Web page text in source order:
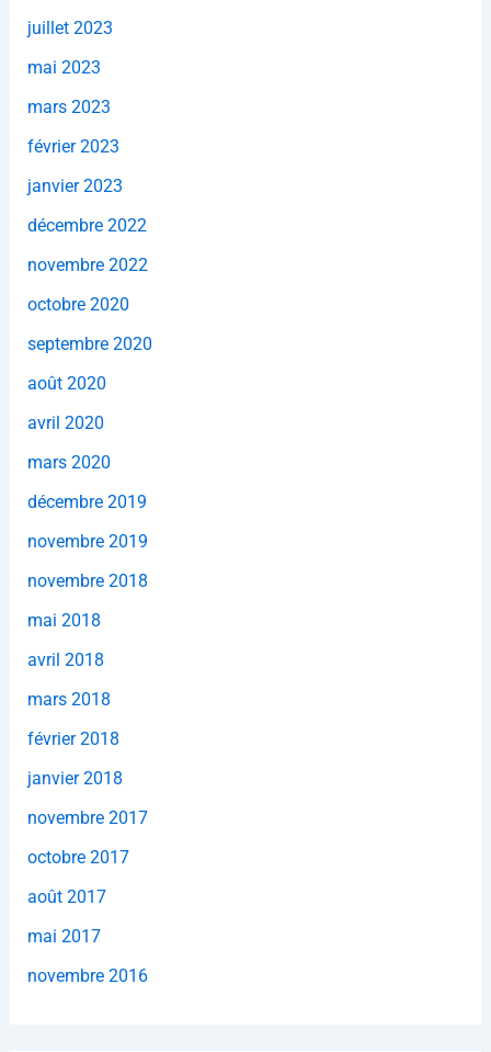
juillet 2023
mai 2023
mars 2023
février 2023
janvier 2023
décembre 2022
novembre 2022
octobre 2020
septembre 2020
août 2020
avril 2020
mars 2020
décembre 2019
novembre 2019
novembre 2018
mai 2018
avril 2018
mars 2018
février 2018
janvier 2018
novembre 2017
octobre 2017
août 2017
mai 2017
novembre 2016